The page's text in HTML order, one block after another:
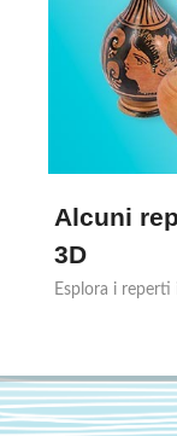
Alcuni
3D
Esplora i reperti